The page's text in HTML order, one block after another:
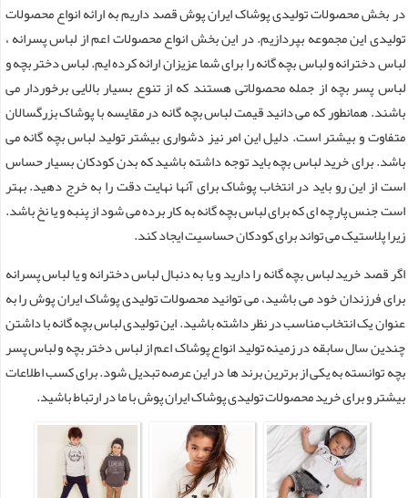
در بخش محصولات تولیدی پوشاک ایران پوش قصد داریم به ارائه انواع محصولات
تولیدی این مجموعه بپردازیم. در این بخش انواع محصولات اعم از لباس پسرانه ،
لباس دخترانه و لباس بچه گانه را برای شما عزیزان ارائه کرده ایم. لباس دختر بچه و
لباس پسر بچه از جمله محصولاتی هستند که از تنوع بسیار بالایی برخوردار می
باشند. همانطور که می دانید قیمت لباس بچه گانه در مقایسه با پوشاک بزرگسالان
متفاوت و بیشتر است. دلیل این امر نیز دشواری بیشتر تولید لباس بچه گانه می
باشد. برای خرید لباس بچه باید توجه داشته باشید که بدن کودکان بسیار حساس
است از این رو باید در انتخاب پوشاک برای آنها نهایت دقت را به خرج دهید. بهتر
است جنس پارچه ای که برای لباس بچه گانه به کار برده می شود از پنبه و یا نخ باشد.
زیرا پلاستیک می تواند برای کودکان حساسیت ایجاد کند.
اگر قصد خرید لباس بچه گانه را دارید و یا به دنبال لباس دخترانه و یا لباس پسرانه
برای فرزندان خود می باشید، می توانید محصولات تولیدی پوشاک ایران پوش را به
عنوان یک انتخاب مناسب در نظر داشته باشید. این تولیدی لباس بچه گانه با داشتن
چندین سال سابقه در زمینه تولید انواع پوشاک اعم از لباس دختر بچه و لباس پسر
بچه توانسته به یکی از برترین برند ها در این عرصه تبدیل شود. برای کسب اطلاعات
بیشتر و برای خرید محصولات تولیدی پوشاک ایران پوش با ما در ارتباط باشید.